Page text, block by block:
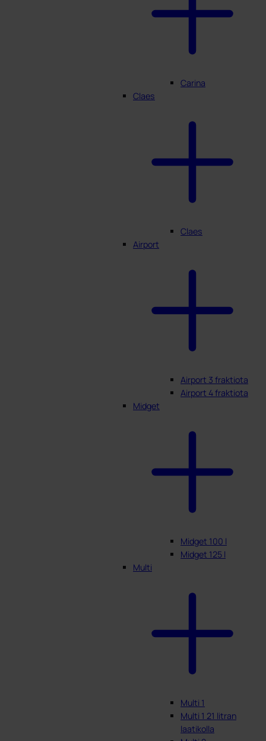
Carina
Claes
Claes
Airport
Airport 3 fraktiota
Airport 4 fraktiota
Midget
Midget 100 l
Midget 125 l
Multi
Multi 1
Multi 1 21 litran
laatikolla